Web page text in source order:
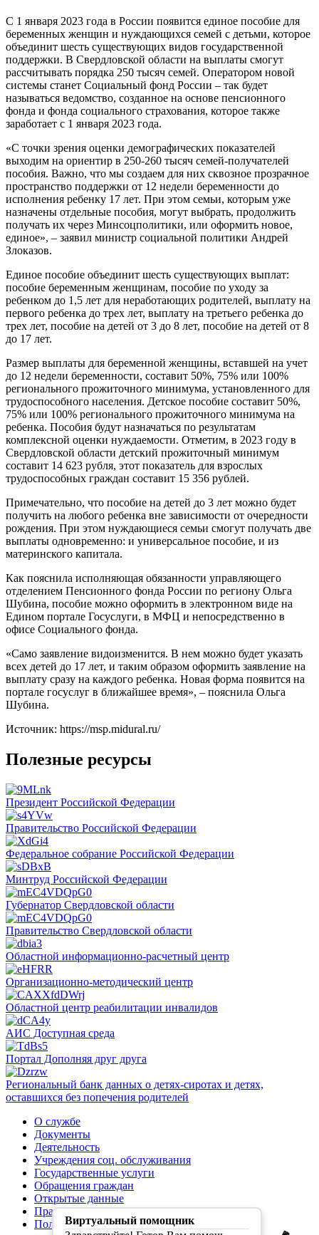
С 1 января 2023 года в России появится единое пособие для
беременных женщин и нуждающихся семей с детьми, которое
объединит шесть существующих видов государственной
поддержки. В Свердловской области на выплаты смогут
рассчитывать порядка 250 тысяч семей. Оператором новой
системы станет Социальный фонд России – так будет
называться ведомство, созданное на основе пенсионного
фонда и фонда социального страхования, которое также
заработает с 1 января 2023 года.
«C точки зрения оценки демографических показателей
выходим на ориентир в 250-260 тысяч семей-получателей
пособия. Важно, что мы создаем для них сквозное прозрачное
пространство поддержки от 12 недели беременности до
исполнения ребенку 17 лет. При этом семьи, которым уже
назначены отдельные пособия, могут выбрать, продолжить
получать их через Минсоцполитики, или оформить новое,
единое», – заявил министр социальной политики Андрей
Злоказов.
Единое пособие объединит шесть существующих выплат:
пособие беременным женщинам, пособие по уходу за
ребенком до 1,5 лет для неработающих родителей, выплату на
первого ребенка до трех лет, выплату на третьего ребенка до
трех лет, пособие на детей от 3 до 8 лет, пособие на детей от 8
до 17 лет.
Размер выплаты для беременной женщины, вставшей на учет
до 12 недели беременности, составит 50%, 75% или 100%
регионального прожиточного минимума, установленного для
трудоспособного населения. Детское пособие составит 50%,
75% или 100% регионального прожиточного минимума на
ребенка. Пособия будут назначаться по результатам
комплексной оценки нуждаемости. Отметим, в 2023 году в
Свердловской области детский прожиточный минимум
составит 14 623 рубля, этот показатель для взрослых
трудоспособных граждан составит 15 356 рублей.
Примечательно, что пособие на детей до 3 лет можно будет
получить на любого ребенка вне зависимости от очередности
рождения. При этом нуждающиеся семьи смогут получать две
выплаты одновременно: и универсальное пособие, и из
материнского капитала.
Как пояснила исполняющая обязанности управляющего
отделением Пенсионного фонда России по региону Ольга
Шубина, пособие можно оформить в электронном виде на
Едином портале Госуслуги, в МФЦ и непосредственно в
офисе Социального фонда.
«Само заявление видоизменится. В нем можно будет указать
всех детей до 17 лет, и таким образом оформить заявление на
выплату сразу на каждого ребенка. Новая форма появится на
портале госуслуг в ближайшее время», – пояснила Ольга
Шубина.
Источник: https://msp.midural.ru/
Полезные ресурсы
Президент Российской Федерации
Правительство Российской Федерации
Федеральное собрание Российской Федерации
Минтруд Российской Федерации
Губернатор Свердловской области
Правительство Свердловской области
Областной информационно-расчетный центр
Организационно-методический центр
Областной центр реабилитации инвалидов
АИС Доступная среда
Портал Дополняя друг друга
Региональный банк данных о детях-сиротах и детях,
оставшихся без попечения родителей
О службе
Документы
Деятельность
Учреждения соц. обслуживания
Государственные услуги
Обращения граждан
Открытые данные
Правила обработки персональных данных
Политика конфиденциальности
Виртуальный помощник